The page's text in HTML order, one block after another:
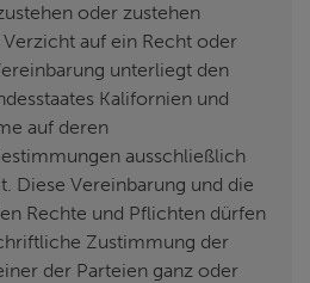
oder zustehen
auf ein Recht oder
unterliegt den
Kalifornien und
auf deren
ausschließlich
Diese Vereinbarung und die
Rechte und Pflichten dürfen
Zustimmung der
der Parteien ganz oder